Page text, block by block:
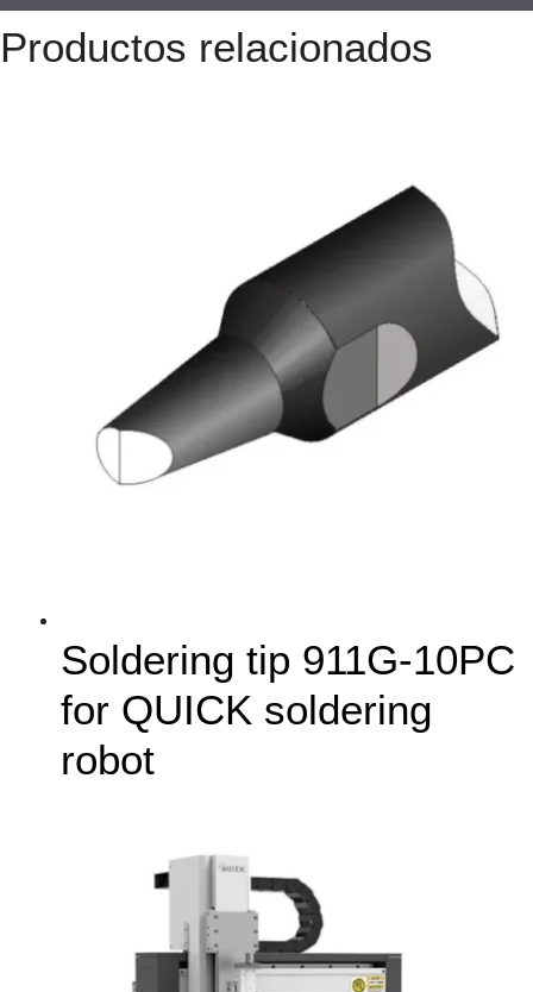
Productos relacionados
Soldering tip 911G-10PC
for QUICK soldering
robot